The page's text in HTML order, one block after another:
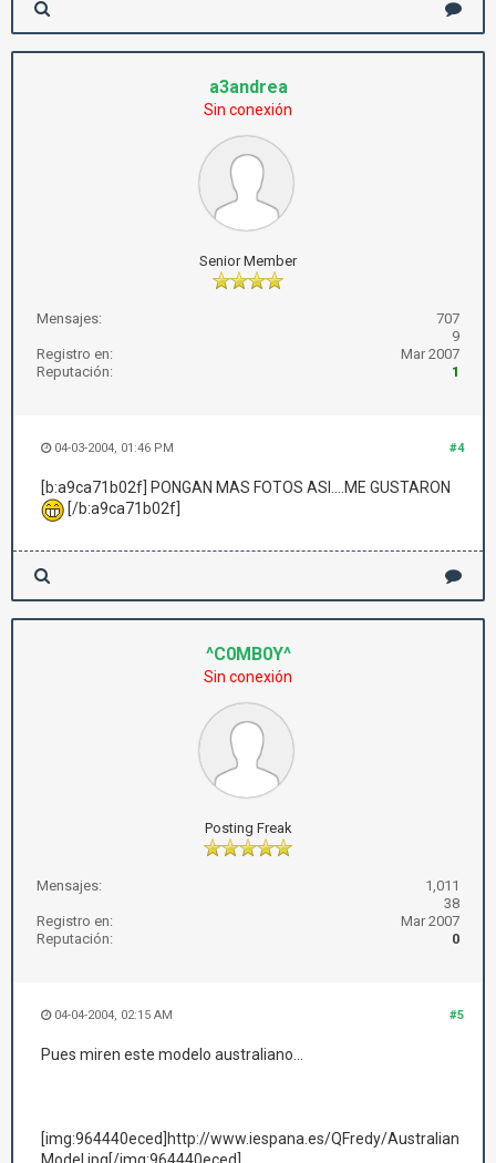
a3andrea
Sin conexión
Senior Member
Mensajes:
707
9
Registro en:
Mar 2007
Reputación:
1
#4
04-03-2004, 01:46 PM
[b:a9ca71b02f] PONGAN MAS FOTOS ASI....ME GUSTARON
[/b:a9ca71b02f]
^C0MB0Y^
Sin conexión
Posting Freak
Mensajes:
1,011
38
Registro en:
Mar 2007
Reputación:
0
#5
04-04-2004, 02:15 AM
Pues miren este modelo australiano...
[img:964440eced]http://www.iespana.es/QFredy/Australian